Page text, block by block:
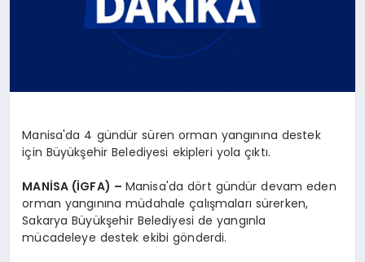
Manisa'da 4 gündür süren orman yangınına destek
için Büyükşehir Belediyesi ekipleri yola çıktı.
MANİSA (İGFA) – Manisa'da dört gündür devam eden
orman yangınına müdahale çalışmaları sürerken,
Sakarya Büyükşehir Belediyesi de yangınla
mücadeleye destek ekibi gönderdi.